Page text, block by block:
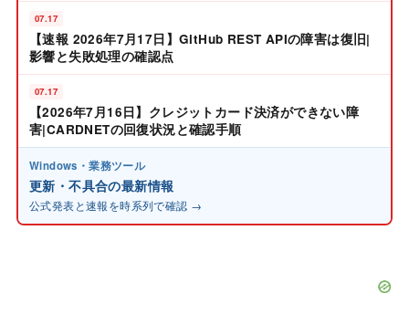
07.17
【速報 2026年7月17日】GitHub REST APIの障害は復旧|
影響と失敗処理の確認点
07.17
【2026年7月16日】クレジットカード決済ができない障
害|CARDNETの回復状況と確認手順
Windows・業務ツール
更新・不具合の最新情報
公式発表と速報を時系列で確認 →